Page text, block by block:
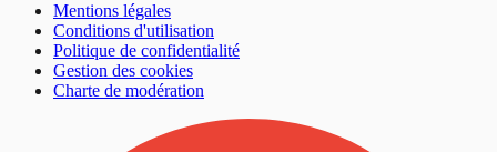
Mentions légales
Conditions d'utilisation
Politique de confidentialité
Gestion des cookies
Charte de modération